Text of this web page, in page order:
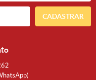
CADASTRAR